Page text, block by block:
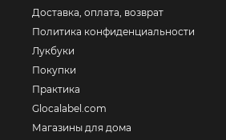
Доставка, оплата, возврат
Политика конфиденциальности
Лукбуки
Покупки
Практика
Glocalabel.com
Магазины для дома